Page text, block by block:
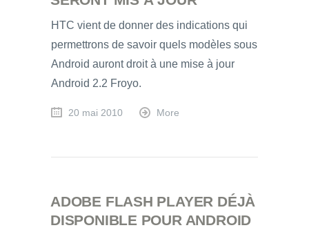
HTC vient de donner des indications qui
permettrons de savoir quels modèles sous
Android auront droit à une mise à jour
Android 2.2 Froyo.
20 mai 2010 More
ADOBE FLASH PLAYER DÉJÀ
DISPONIBLE POUR ANDROID